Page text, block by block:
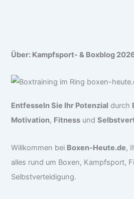
Über: Kampfsport- & Boxblog
Entfesseln Sie Ihr Potenzial durch
Motivation, Fitness und
Willkommen bei Boxen-Heute.de,
alles rund um Boxen, Kampfsport,
Selbstverteidigung.